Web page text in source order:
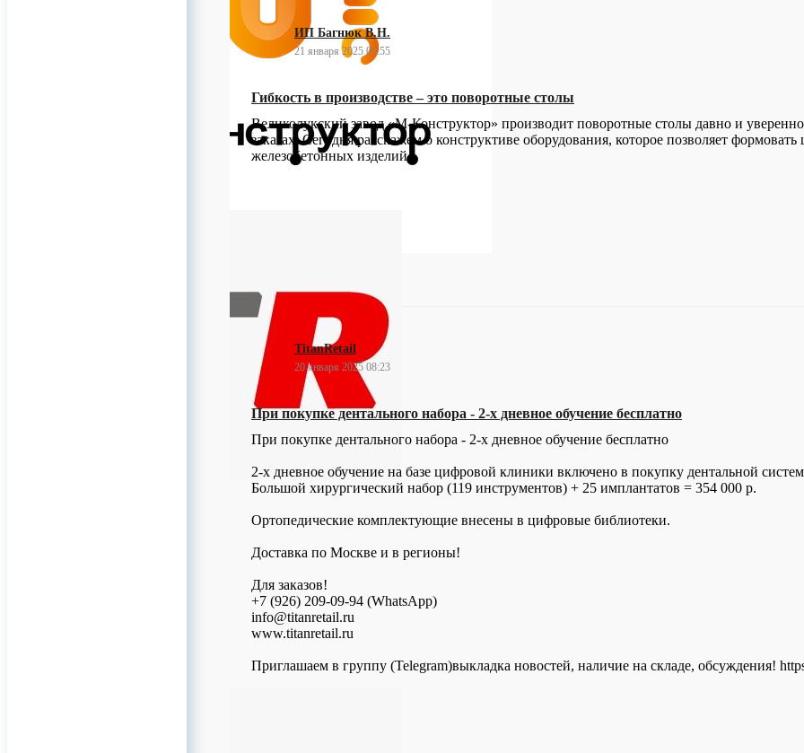
ИП Багнюк В.Н.
21 января 2025 05:55
Гибкость в производстве – это поворотные столы
Великолукский завод «М-Конструктор» производит поворотные столы давно и
заказах. Сегодня расскажем о конструктиве оборудования, которое позволяет
железобетонных изделий.
TitanRetail
20 января 2025 08:23
При покупке дентального набора - 2-х дневное обучение бесплатно
При покупке дентального набора - 2-х дневное обучение бесплатно
2-х дневное обучение на базе цифровой клиники включено в покупку дентальной
Большой хирургический набор (119 инструментов) + 25 имплантатов = 354 000 р.
Ортопедические комплектующие внесены в цифровые библиотеки.
Доставка по Москве и в регионы!
Для заказов!
+7 (926) 209-09-94 (WhatsApp)
info@titanretail.ru
www.titanretail.ru
Приглашаем в группу (Telegram)выкладка новостей, наличие на складе, обсуждения!